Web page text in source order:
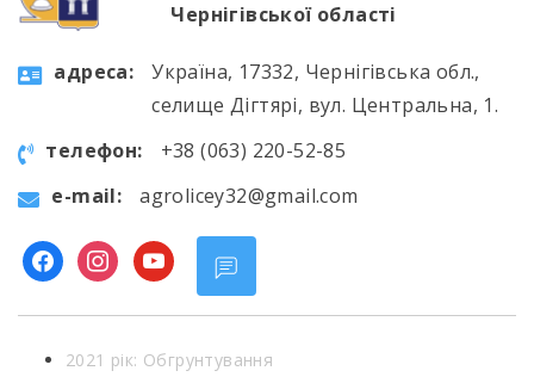
Чернігівської області
aдресa:
Україна, 17332, Чернігівська обл.,
селище Дігтярі, вул. Центральна, 1.
телефон:
+38 (063) 220-52-85
e-mail:
agrolicey32@gmail.com
facebookinstagram
youtube
2021 рік: Обгрунтування